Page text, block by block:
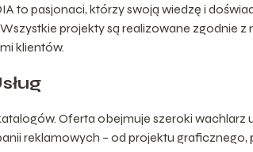
to pasjonaci, którzy swoją wiedzę i
projekty są realizowane zgodnie
klientów.
Oferta obejmuje szeroki wachlarz
reklamowych – od projektu